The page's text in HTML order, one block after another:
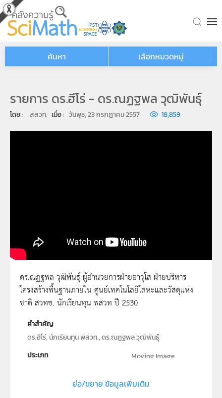
Skip to main content
ค้นหา เลือกหมวดหมู่
รายการ ดร.ฮีโร่ - ดร.ณฏฐพล วุฒิพันธุ์
โดย : สสวท. เมื่อ : วันพุธ, 23 กรกฎาคม 2557 18,859
ดร.ณฏฐพล วุฒิพันธุ์
ดร.ณฏฐพล วุฒิพันธุ์ ผู้อำนวยการฝ่ายอาวุโส ฝ่ายบริหาร
โครงสร้างพื้นฐานภายใน ศูนย์เทคโนโลยีโลหะและวัสดุแห่ง
ชาติ สวทช. นักเรียนทุน พสวท ปี 2530
คำสำคัญ
ดร.ฮีโร่, นักเรียนทุน พสวท., ดร.ณฏฐพล วุฒิพันธุ์
ประเภท
Moving Image
สถาบันส่งเสริมการสอนวิทยาศาสตร์และเทคโนโลยี
ย่อ/ขยาย ข้อมูลเพิ่มเติม